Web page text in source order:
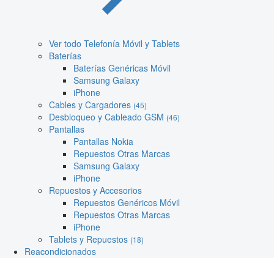
Ver todo Telefonía Móvil y Tablets
Baterías
Baterías Genéricas Móvil
Samsung Galaxy
iPhone
Cables y Cargadores (45)
Desbloqueo y Cableado GSM (46)
Pantallas
Pantallas Nokia
Repuestos Otras Marcas
Samsung Galaxy
iPhone
Repuestos y Accesorios
Repuestos Genéricos Móvil
Repuestos Otras Marcas
iPhone
Tablets y Repuestos (18)
Reacondicionados